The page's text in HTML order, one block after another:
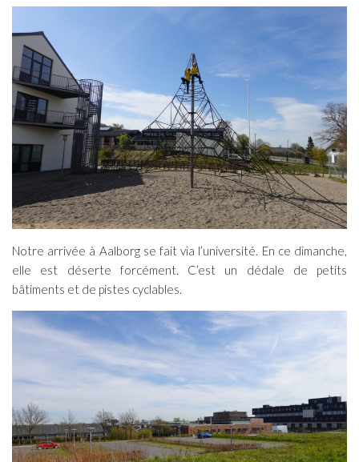
Notre arrivée à Aalborg se fait via l’université. En ce dimanche,
elle est déserte forcément. C’est un dédale de petits
bâtiments et de pistes cyclables.